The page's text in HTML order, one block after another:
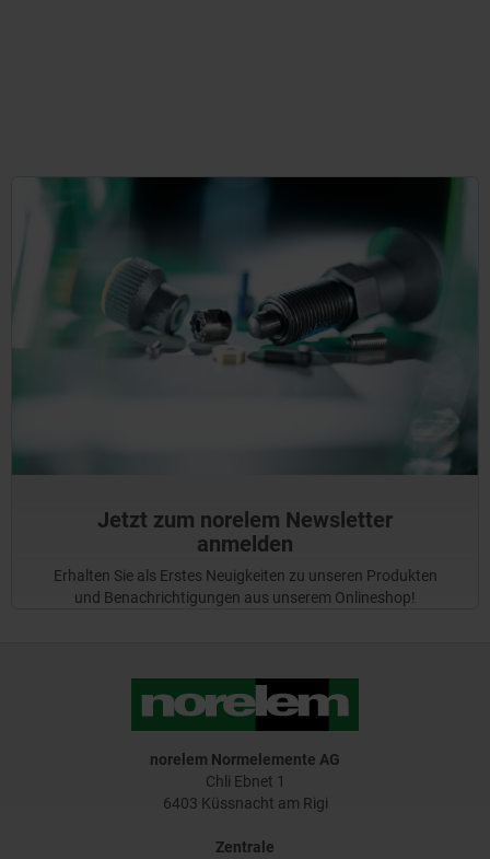
Jetzt zum norelem Newsletter
anmelden
Erhalten Sie als Erstes Neuigkeiten zu unseren Produkten
und Benachrichtigungen aus unserem Onlineshop!
norelem Normelemente AG
Chli Ebnet 1
6403 Küssnacht am Rigi
Zentrale